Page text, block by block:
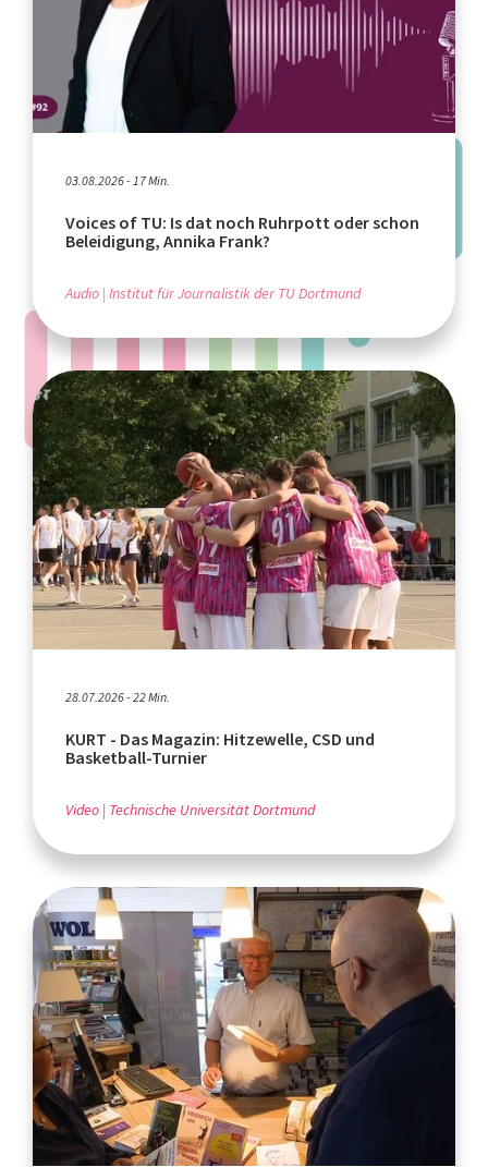
03.08.2026 - 17 Min.
Voices of TU: Is dat noch Ruhrpott oder schon
Beleidigung, Annika Frank?
Audio Institut für Journalistik der TU Dortmund
28.07.2026 - 22 Min.
KURT - Das Magazin: Hitzewelle, CSD und
Basketball-Turnier
Video Technische Universität Dortmund